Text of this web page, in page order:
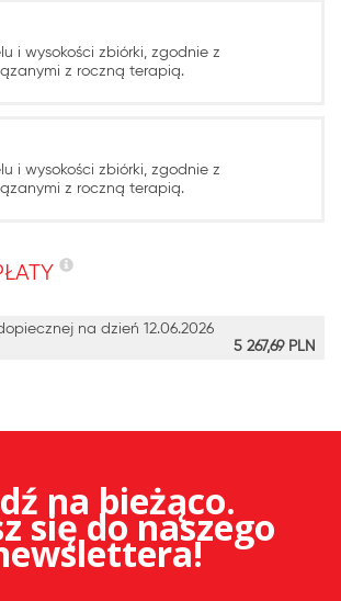
i wysokości zbiórki, zgodnie z
z roczną terapią.
i wysokości zbiórki, zgodnie z
z roczną terapią.
na dzień 12.06.2026
5 267,69PLN
na bieżąco.
się do naszego